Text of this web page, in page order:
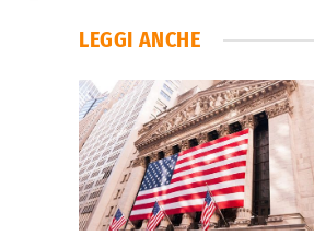
LEGGI ANCHE